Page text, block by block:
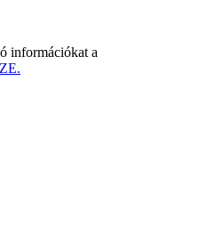
információkat a